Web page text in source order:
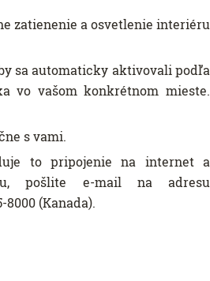
zatienenie a osvetlenie interiéru
sa automaticky aktivovali podľa
vo vašom konkrétnom mieste.
s vami.
to pripojenie na internet a
pošlite e-mail na adresu
8000 (Kanada).